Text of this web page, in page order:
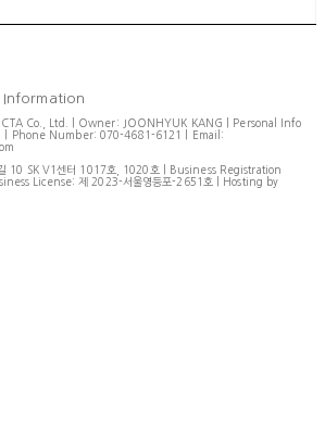
Information
Co., Ltd. | Owner: JOONHYUK KANG | Personal Info
| Phone Number: 070-4681-6121 | Email:
10 SK V1센터 1017호, 1020호 | Business Registration
License:제 2023-서울영등포-2651호 | Hosting by